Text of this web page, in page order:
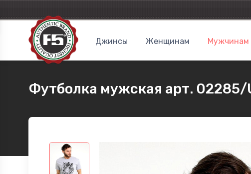
Джинсы Женщинам Мужчинам
Футболка мужская арт. 02285/